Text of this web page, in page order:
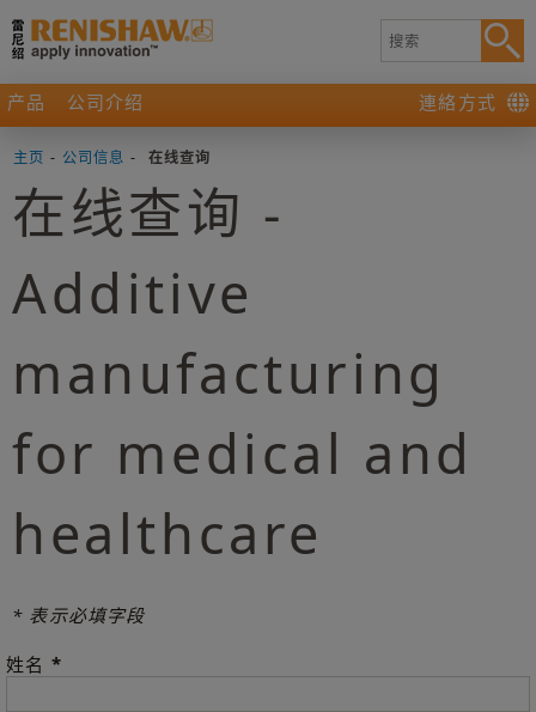
产品 公司介绍 連絡方式
主页 - 公司信息 - 在线查询
在线查询 -
Additive
manufacturing
for medical and
healthcare
* 表示必填字段
姓名 *